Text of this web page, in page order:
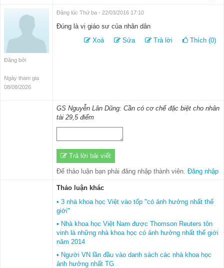
Đăng bởi
Ngày tham gia
08/08/2026
Đăng lúc Thứ ba - 22/03/2016 17:10
Đúng là vị giáo sư của nhân dân
Xoá
Sửa Trả lời Thích (0)
GS Nguyễn Lân Dũng: Cần có cơ chế đặc biệt cho nhân
tài 29,5 điểm
Trả lời bài viết
Để thảo luận bạn phải đăng nhập thành viên. Đăng nhập
Thảo luận khác
• 3 nhà khoa học Việt vào tốp "có ảnh hưởng nhất thế
giới"
• Nhà khoa học Việt Nam được Thomson Reuters tôn
vinh là những nhà khoa học có ảnh hưởng nhất thế giới
năm 2014
• Người VN lần đầu vào danh sách các nhà khoa học
ảnh hưởng nhất TG